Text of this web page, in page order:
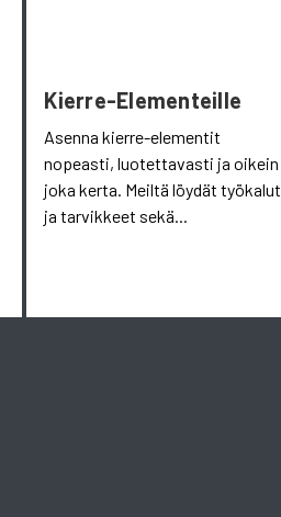
Kierre-Elementeille
Asenna kierre-elementit
nopeasti, luotettavasti ja oikein
joka kerta. Meiltä löydät työkalut
ja tarvikkeet sekä...